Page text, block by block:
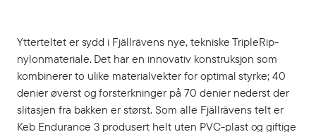
Ytterteltet er sydd i Fjällrävens nye, tekniske TripleRip-
nylonmateriale. Det har en innovativ konstruksjon som
kombinerer to ulike materialvekter for optimal styrke; 40
denier øverst og forsterkninger på 70 denier nederst der
slitasjen fra bakken er størst. Som alle Fjällrävens telt er
Keb Endurance 3 produsert helt uten PVC-plast og giftige